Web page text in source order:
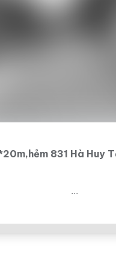
831 Hà Huy
...